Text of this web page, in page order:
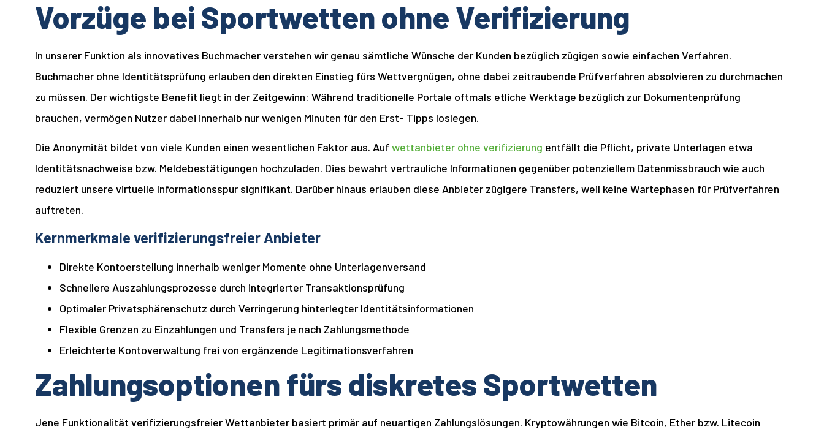
Vorzüge bei Sportwetten ohne Verifizierung
In unserer Funktion als innovatives Buchmacher verstehen wir genau sämtliche Wünsche der Kunden bezüglich zügigen sowie einfachen Verfahren.
Buchmacher ohne Identitätsprüfung erlauben den direkten Einstieg fürs Wettvergnügen, ohne dabei zeitraubende Prüfverfahren absolvieren zu durchmachen
zu müssen. Der wichtigste Benefit liegt in der Zeitgewinn: Während traditionelle Portale oftmals etliche Werktage bezüglich zur Dokumentenprüfung
brauchen, vermögen Nutzer dabei innerhalb nur wenigen Minuten für den Erst- Tipps loslegen.
Die Anonymität bildet von viele Kunden einen wesentlichen Faktor aus. Auf wettanbieter ohne verifizierung entfällt die Pflicht, private Unterlagen etwa
Identitätsnachweise bzw. Meldebestätigungen hochzuladen. Dies bewahrt vertrauliche Informationen gegenüber potenziellem Datenmissbrauch wie auch
reduziert unsere virtuelle Informationsspur signifikant. Darüber hinaus erlauben diese Anbieter zügigere Transfers, weil keine Wartephasen für Prüfverfahren
auftreten.
Kernmerkmale verifizierungsfreier Anbieter
Direkte Kontoerstellung innerhalb weniger Momente ohne Unterlagenversand
Schnellere Auszahlungsprozesse durch integrierter Transaktionsprüfung
Optimaler Privatsphärenschutz durch Verringerung hinterlegter Identitätsinformationen
Flexible Grenzen zu Einzahlungen und Transfers je nach Zahlungsmethode
Erleichterte Kontoverwaltung frei von ergänzende Legitimationsverfahren
Zahlungsoptionen fürs diskretes Sportwetten
Jene Funktionalität verifizierungsfreier Wettanbieter basiert primär auf neuartigen Zahlungslösungen. Kryptowährungen wie Bitcoin, Ether bzw. Litecoin